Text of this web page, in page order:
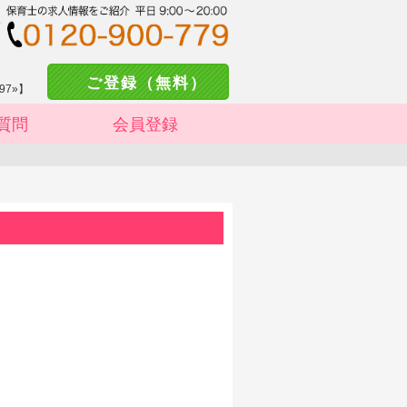
】 ご登録（無料）
問 会員登録